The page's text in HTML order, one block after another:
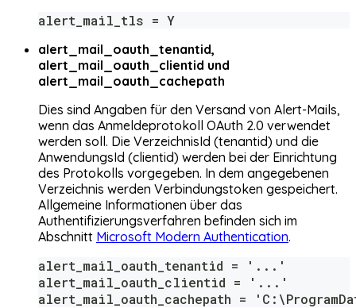
alert_mail_tls = Y
alert_mail_oauth_tenantid,
alert_mail_oauth_clientid und
alert_mail_oauth_cachepath
Dies sind Angaben für den Versand von Alert-Mails,
wenn das Anmeldeprotokoll OAuth 2.0 verwendet
werden soll. Die VerzeichnisId (tenantid) und die
AnwendungsId (clientid) werden bei der Einrichtung
des Protokolls vorgegeben. In dem angegebenen
Verzeichnis werden Verbindungstoken gespeichert.
Allgemeine Informationen über das
Authentifizierungsverfahren befinden sich im
Abschnitt Microsoft Modern Authentication.
alert_mail_oauth_tenantid = '...'
alert_mail_oauth_clientid = '...'
alert_mail_oauth_cachepath =